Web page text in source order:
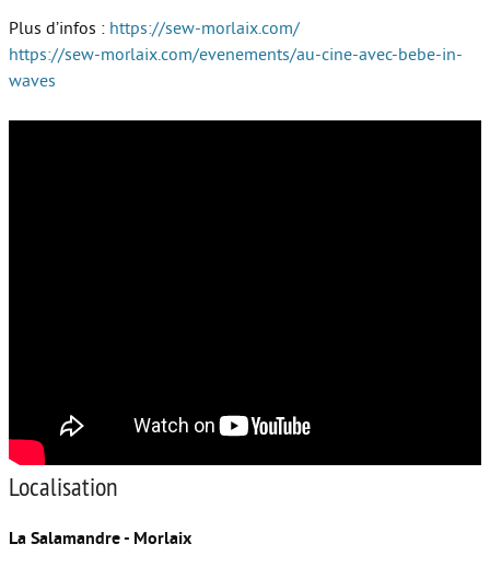
Plus d’infos : https://sew-morlaix.com/
https://sew-morlaix.com/evenements/au-cine-avec-bebe-in-
waves
Localisation
La Salamandre - Morlaix